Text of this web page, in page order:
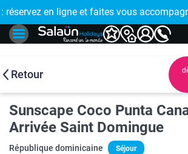
!
: réservez en ligne et faites vous
Retour
Sunscape Coco Punta
Arrivée Saint Domingue
République dominicaine Séjour